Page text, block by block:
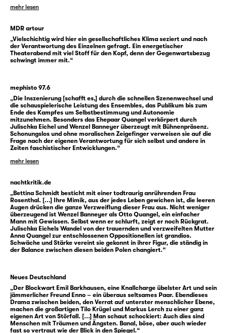
Verzweiflung der Quangels sowie die von
Angst über Feigheit bis zu Hass reichenden
Emotionen ihres Umfelds ein, so dass ein
Panorama des alltäglichen Lebens im
Verschränkung des Romans mit der
historischen Realität der Leipziger Meuten
erweitert sich dieses Panorama: Während im
Roman ein einzelnes Ehepaar einer verrohten
Mehrheitsgesellschaft gegenübersteht, ist
bei den Leipziger Meuten gerade das
Gruppengefüge der Jugendlichen zentral, so
nach der Verantwortung des Einzelnen und
der Kraft einer Gruppe entsteht — verbunden
durch die Frage, ob aussichtslose Taten
wirklich vergeblich sind, wenn sie
Selbstbestimmung verheißen können.
setzt das Schauspiel Leipzig seinen Weg der
Doppelbefragung fort.
mehr lesen
MDR artour
„Vielschichtig wird hier ein gesellschaftliches Klima seziert und nach
der Verantwortung des Einzelnen gefragt. Ein energetischer
Theaterabend mit viel Stoff für den Kopf, denn der Gegenwartsbezug
schwingt immer mit.“
mephisto 97.6
„Die Inszenierung [schafft es,] durch die schnellen Szenenwechsel und
die schauspielerische Leistung des Ensembles, das Publikum bis zum
Ende des Kampfes um Selbstbestimmung und Autonomie
mitzunehmen. Besonders das Ehepaar Quangel verkörpert durch
Julischka Eichel und Wenzel Banneyer überzeugt mit Bühnenpräsenz.
Schonungslos und ohne moralischen Zeigefinger verweisen sie auf die
Frage nach der eigenen Verantwortung für sich selbst und andere in
Zeiten faschistischer Entwicklungen.“
mehr lesen
nachtkritik.de
„Bettina Schmidt besticht mit einer todtraurig anrührenden Frau
Rosenthal. [...] Ihre Mimik, aus der jedes Leben gewichen ist, die leeren
Augen drücken die ganze Verzweiflung dieser Frau aus. Nicht weniger
überzeugend ist Wenzel Banneyer als Otto Quangel, ein einfacher
Mann mit Gewissen. Selbst wenn er schlurft, zeigt er noch Rückgrat.
Julischka Eichels Wandel von der trauernden und verzweifelten Mutter
Anna Quangel zur entschlossenen Oppositionellen ist grandios.
Schwäche und Stärke vereint sie gekonnt in ihrer Figur, die ständig in
der Balance zwischen diesen beiden Polen changiert.“
Neues Deutschland
„Der Blockwart Emil Barkhausen, eine Knallcharge übelster Art und sein
jämmerlicher Freund Enno – ein überaus seltsames Paar. Ebendieses
Drama zwischen beiden, den Verrat auf unterster menschlicher Ebene,
machen die großartigen Tilo Krügel und Markus Lerch zu einer ganz
eigenen Art von Störfall. [...] Man schaut schockiert: Auch dies sind
Menschen mit Träumen und Ängsten. Banal, böse, aber auch wieder
fast so vertraut wie der Blick in den Spiegel.“